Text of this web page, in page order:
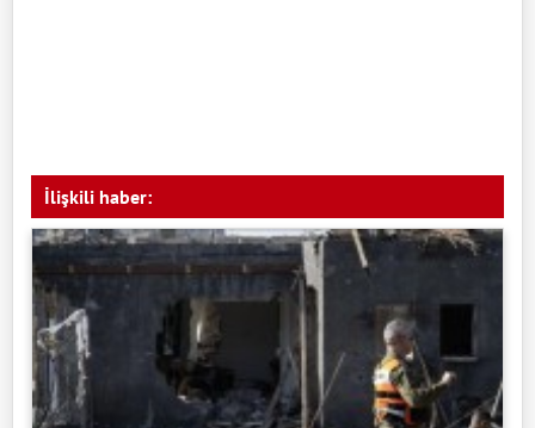
İlişkili haber: